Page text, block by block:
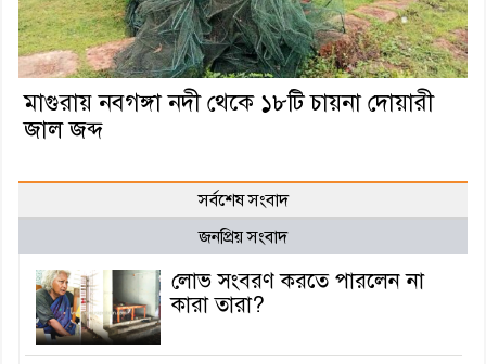
মাগুরায় নবগঙ্গা নদী থেকে ১৮টি চায়না দোয়ারী
জাল জব্দ
সর্বশেষ সংবাদ
জনপ্রিয় সংবাদ
লোভ সংবরণ করতে পারলেন না
কারা তারা?